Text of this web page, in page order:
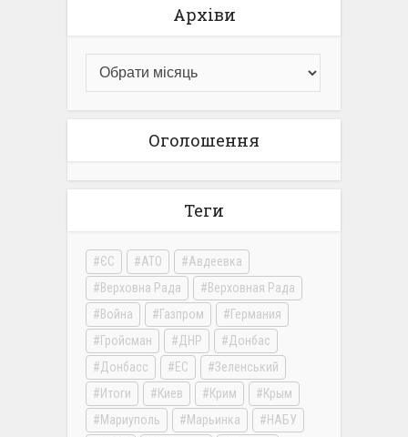
Архіви
Оголошення
Теги
ЄС АТО
Авдеевка
Верховна Рада
Верховная Рада
Война
Газпром
Германия
Гройсман
ДНР
Донбас
Донбасс
ЕС
Зеленський
Итоги
Киев Крим
Крым
Мариуполь
Марьинка
НАБУ